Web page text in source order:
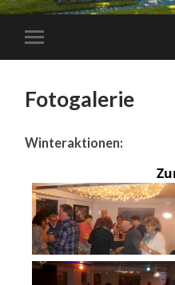
Fotogalerie
Winteraktionen: